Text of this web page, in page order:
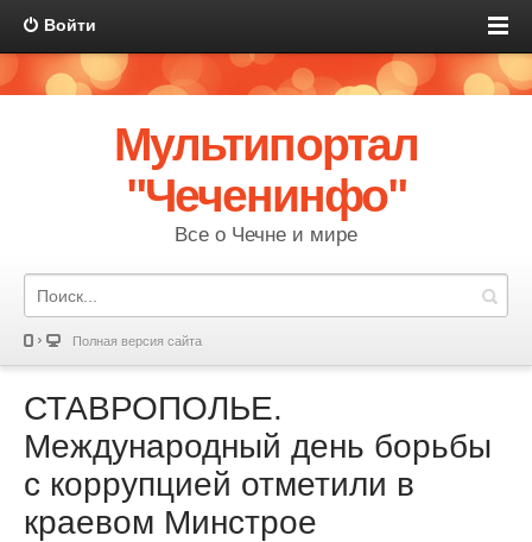
Войти
Мультипортал
"Чеченинфо"
Все о Чечне и мире
Полная версия сайта
СТАВРОПОЛЬЕ.
Международный день борьбы
с коррупцией отметили в
краевом Минстрое